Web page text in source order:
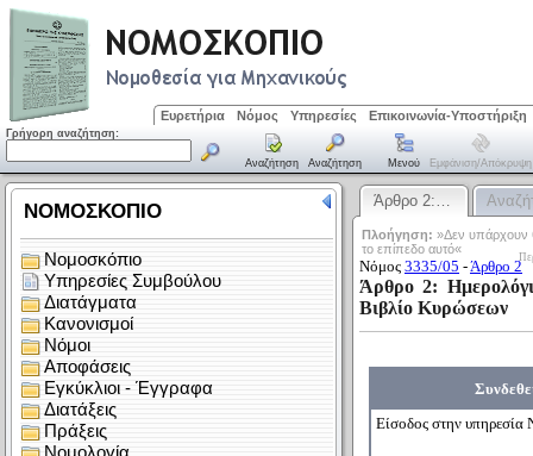
Ευρετήρια Νόμος Υπηρεσίες Επικοινωνία-Υποστήριξη
Γρήγορη αναζήτηση:
Αναζήτηση Αναζήτηση Μενού Εμφάνιση/απόκρυψη
Άρθρο 2:…